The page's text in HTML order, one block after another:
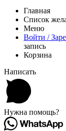
Главная
Список
Меню
Войти /
запись
Корзина
Написать
Нужна помощь?